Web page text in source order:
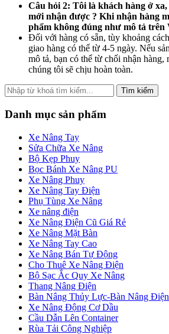
Câu hỏi 2: Tôi là khách hàng ở
mới nhận được ? Khi nhận hàng
phẩm không đúng như mô tả trên
Đối với hàng có sẵn, tùy khoảng
giao hàng có thể từ 4-5 ngày. Nếu
mô tả, bạn có thể từ chối nhận
chúng tôi sẽ chịu hoàn toàn.
Tìm kiếm
Danh mục sản phẩm
Xe Nâng Tay
Sửa Chữa Xe Nâng
Bộ Kẹp Phuy
Bọc Bánh Xe Nâng PU
Xe Nâng Phuy
Xe Nâng Tay Điện
Phụ Tùng Xe Nâng
Xe nâng điện
Xe Nâng Điện Cũ Giá Rẻ
Xe Nâng Mặt Bàn
Xe Nâng Tay Cao
Xe Nâng Bán Tự Động
Cho Thuê Xe Nâng Điện
Bộ Sạc Ắc Quy Xe Nâng
Thang Nâng Điện
Bàn Nâng Thủy Lực-Bàn Nâng Điện
Xe Nâng Động Cơ Dầu
Cầu Dẫn Lên Container
Rùa Tải Công Nghiệp